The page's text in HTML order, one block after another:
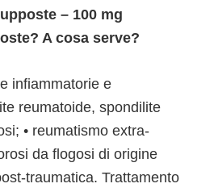
– 100 mg
A cosa serve?
infiammatorie e
reumatoide, spondilite
• reumatismo extra-
da flogosi di origine
traumatica. Trattamento